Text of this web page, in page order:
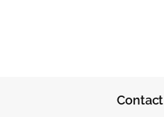
Contact